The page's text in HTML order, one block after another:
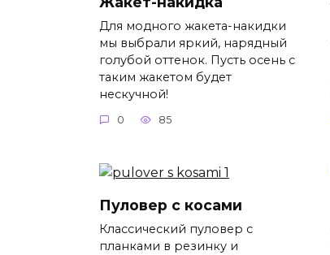
Для модного жакета-накидки
мы выбрали яркий, нарядный
голубой оттенок. Пусть осень с
таким жакетом будет
нескучной!
0 85
Пуловер с косами
Классический пуловер с
планками в резинку и